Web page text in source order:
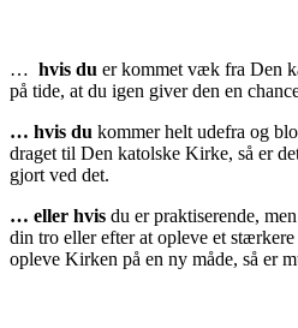
… hvis du er kommet væk fra Den
på tide, at du igen giver den en
… hvis du kommer helt udefra og
draget til Den katolske Kirke, så er
gjort ved det.
… eller hvis du er praktiserende,
din tro eller efter at opleve et
opleve Kirken på en ny måde, så er